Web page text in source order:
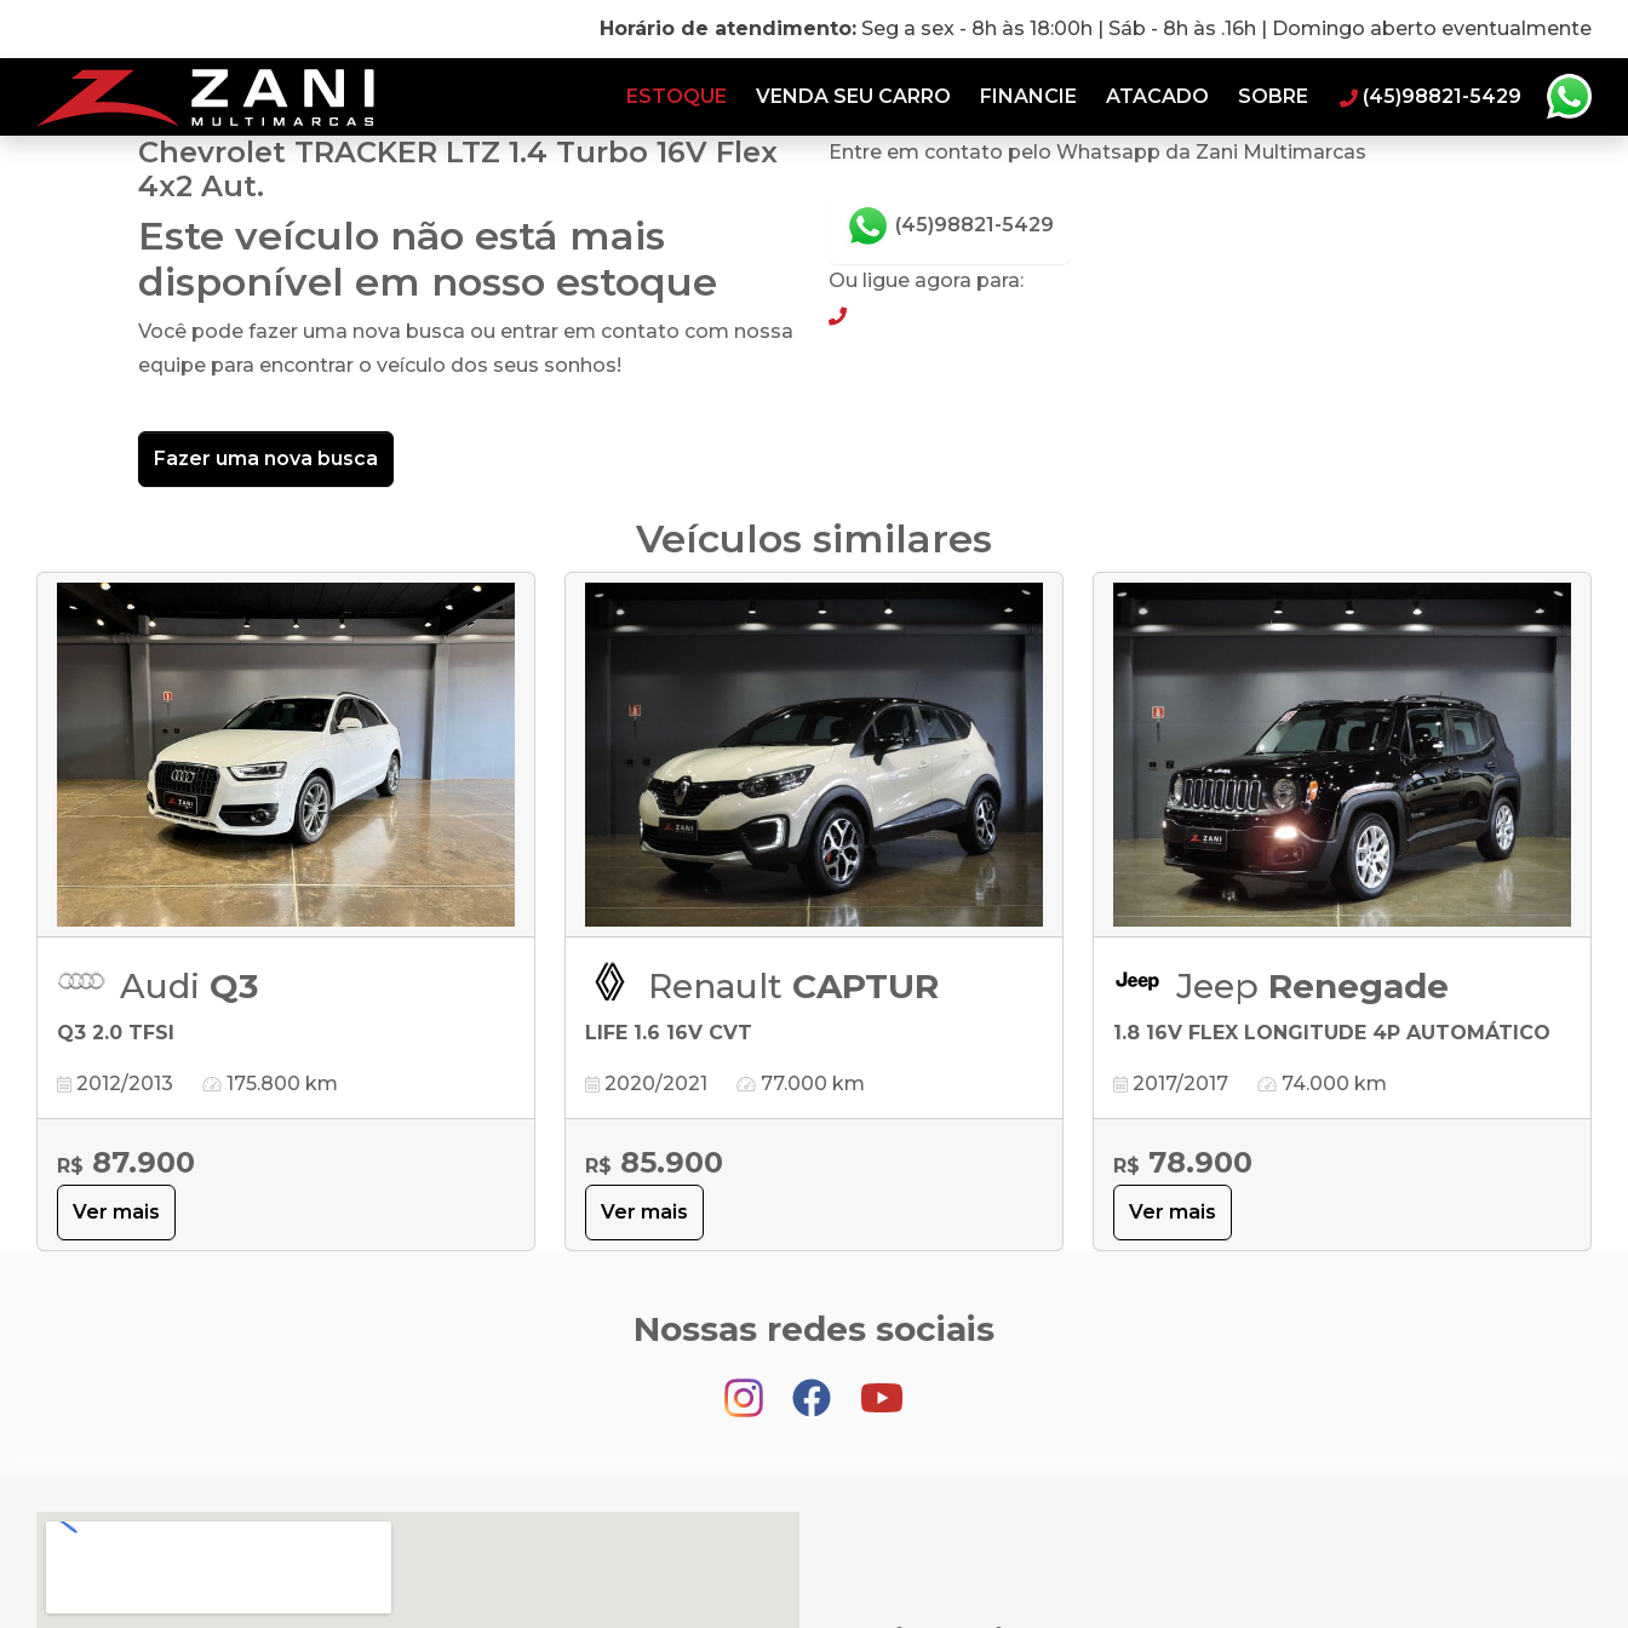
Horário de atendimento: Seg a sex - 8h às 18:00h | Sáb - 8h às .16h | Domingo aberto eventualmente
ESTOQUE VENDA SEU CARRO FINANCIE ATACADO SOBRE (45)98821-5429
Chevrolet TRACKER LTZ 1.4 Turbo 16V Flex
4x2 Aut.
Este veículo não está mais
disponível em nosso estoque
Você pode fazer uma nova busca ou entrar em contato com nossa
equipe para encontrar o veículo dos seus sonhos!
Fazer uma nova busca
Entre em contato pelo Whatsapp da Zani Multimarcas
(45)98821-5429
Ou ligue agora para:
Veículos similares
Audi Q3
Q3 2.0 TFSI
2012/2013 175.800 km
R$ 87.900
Ver mais
Renault CAPTUR
LIFE 1.6 16V CVT
2020/2021 77.000 km
R$ 85.900
Ver mais
Jeep Renegade
1.8 16V FLEX LONGITUDE 4P AUTOMÁTICO
2017/2017 74.000 km
R$ 78.900
Ver mais
Nossas redes sociais